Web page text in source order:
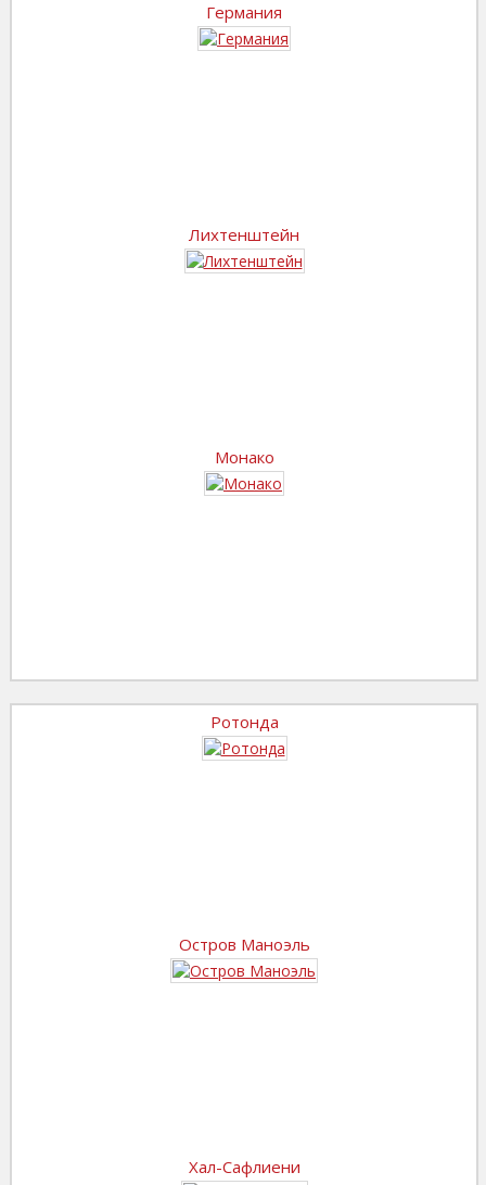
Германия
Лихтенштейн
Монако
Ротонда
Остров Маноэль
Хал-Сафлиени